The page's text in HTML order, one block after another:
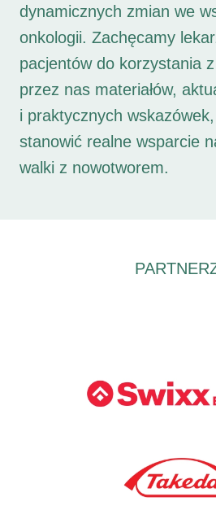
dynamicznych zmian we
onkologii. Zachęcamy
pacjentów do korzystania
przez nas materiałów,
i praktycznych
stanowić realne wsparcie
walki z nowotworem.